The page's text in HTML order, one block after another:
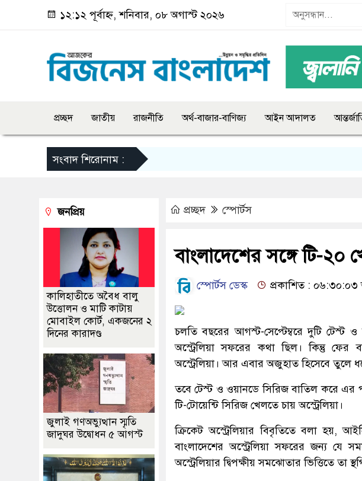
১২:১২ পূর্বাহ্ন, শনিবার, ০৮ অগাস্ট ২০২৬
প্রচ্ছদ জাতীয় রাজনীতি অর্থ-বাজার-বাণিজ্য আইন আদালত
সংবাদ শিরোনাম :
প্রচ্ছদ স্পোর্টস
বাংলাদেশের সঙ্গে টি-২০
স্পোর্টস ডেস্ক প্রকাশিত : ০৬:৩০:০৩
চলতি বছরের আগস্ট-সেপ্টেম্বরে দুটি টেস্ট
অস্ট্রেলিয়া সফরের কথা ছিল। কিন্তু ফের
অস্ট্রেলিয়া। আর এবার অজুহাত হিসেবে তুলে
তবে টেস্ট ও ওয়ানডে সিরিজ বাতিল করে এর
টি-টোয়েন্টি সিরিজ খেলতে চায় অস্ট্রেলিয়া।
ক্রিকেট অস্ট্রেলিয়ার বিবৃতিতে বলা হয়,
বাংলাদেশের অস্ট্রেলিয়া সফরের জন্য যে
অস্ট্রেলিয়ার দ্বিপক্ষীয় সমঝোতার ভিত্তিতে তা
জনপ্রিয়
কালিহাতীতে অবৈধ বালু
উত্তোলন ও মাটি কাটায়
মোবাইল কোর্ট, একজনের ২
দিনের কারাদণ্ড
জুলাই গণঅভ্যুত্থান স্মৃতি
জাদুঘর উদ্বোধন ৫ আগস্ট